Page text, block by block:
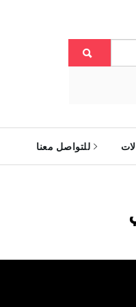
للتواصل معنا